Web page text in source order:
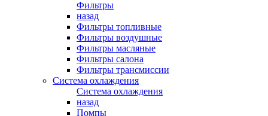
Фильтры
назад
Фильтры топливные
Фильтры воздушные
Фильтры масляные
Фильтры салона
Фильтры трансмиссии
Система охлаждения
Система охлаждения
назад
Помпы